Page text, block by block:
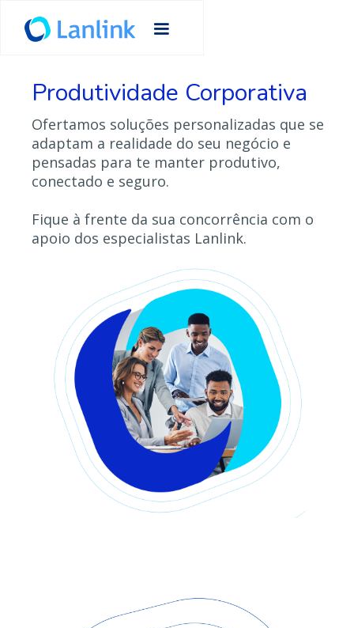
Produtividade Corporativa
Ofertamos soluções personalizadas que se
adaptam a realidade do seu negócio e
pensadas para te manter produtivo,
conectado e seguro.
Fique à frente da sua concorrência com o
apoio dos especialistas Lanlink.